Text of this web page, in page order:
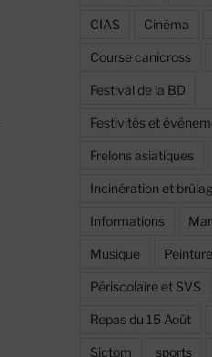
CIAS Cinéma
Course canicross
Festival de la BD
Festivités et
Frelons asiatiques
Incinération et
Informations
Musique Peinture
Périscolaire et SVS
Repas du 15 Août
Sictom sports